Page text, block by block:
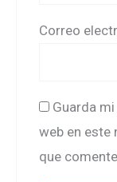
Correo
Guarda
web en este
que comente.